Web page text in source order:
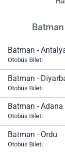
Batman -
Otobüs Bileti
Batman -
Otobüs Bileti
Batman - Adana
Otobüs Bileti
Batman - Ordu
Otobüs Bileti